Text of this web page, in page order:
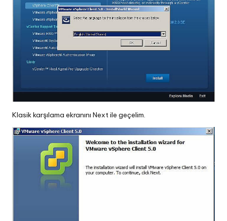
Klasik karşılama ekranını Next ile geçelim.